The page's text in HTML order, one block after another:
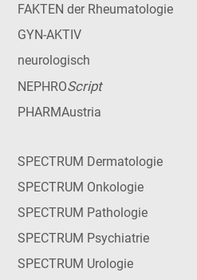
FAKTEN der Rheumatologie
GYN-AKTIV
neurologisch
NEPHROScript
PHARMAustria
SPECTRUM Dermatologie
SPECTRUM Onkologie
SPECTRUM Pathologie
SPECTRUM Psychiatrie
SPECTRUM Urologie